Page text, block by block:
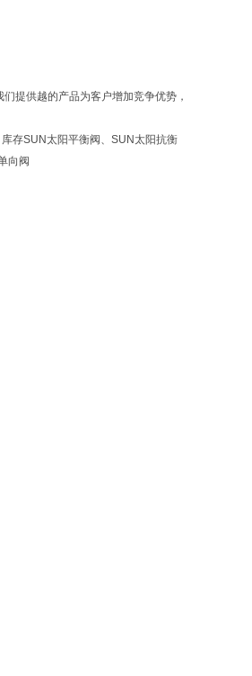
提供越的产品为客户增加竞争优势，
存SUN太阳平衡阀、SUN太阳抗衡
向阀